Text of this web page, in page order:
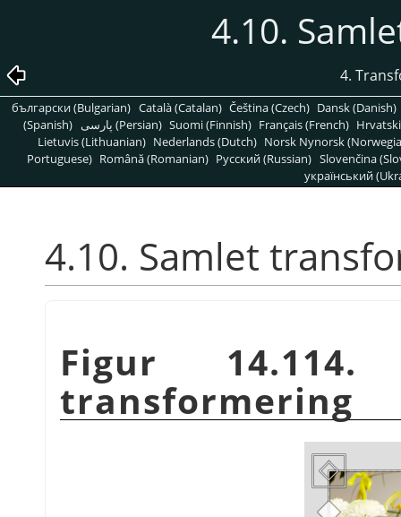
4.10.
4.
български (Bulgarian) Català (Catalan) Čeština (Czech) Dansk (Danish)
(Spanish)
پارسی (Persian) Suomi (Finnish) Français (French)
Lietuvis (Lithuanian) Nederlands (Dutch) Norsk Nynorsk
Portuguese) Română (Romanian) Pусский (Russian) Slovenčina
український
4.10. Samlet
Figur
transformering